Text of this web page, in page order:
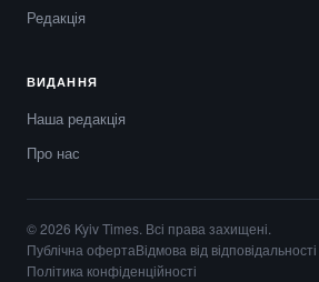
Редакція
ВИДАННЯ
Наша редакція
Про нас
© 2026 Kyiv Times. Всі права захищені.
Публічна офертаВідмова від відповідальності
Політика конфіденційності